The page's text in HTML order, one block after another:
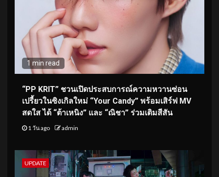
1 min read
“PP KRIT” ชวนเปิดประสบการณ์ความหวานซ่อน
เปรี้ยวในซิงเกิลใหม่ “Your Candy” พร้อมเสิร์ฟ MV
สดใส ได้ “ต้าเหนิง” และ “ณิชา” ร่วมเติมสีสัน
1 วัน ago admin
UPDATE